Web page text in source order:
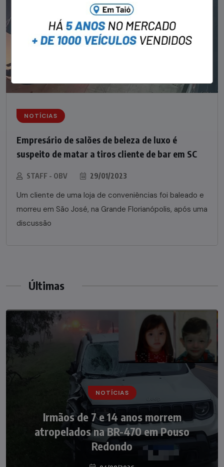
NOTÍCIAS
Empresário de salões de beleza de luxo é
suspeito de matar a tiros cliente de bar em SC
STAFF - OBV 29/01/2023
Um cliente de uma loja de conveniências foi baleado e
morreu em São José, na Grande Florianópolis, após uma
discussão
Últimas
NOTÍCIAS
Irmãos de 7 e 14 anos morrem
atropelados na BR-470 em Pouso
Redondo
NOTÍCIAS
Nádia Menegazzi leva o nome de Taió ao
palco do Programa Silvio Santos